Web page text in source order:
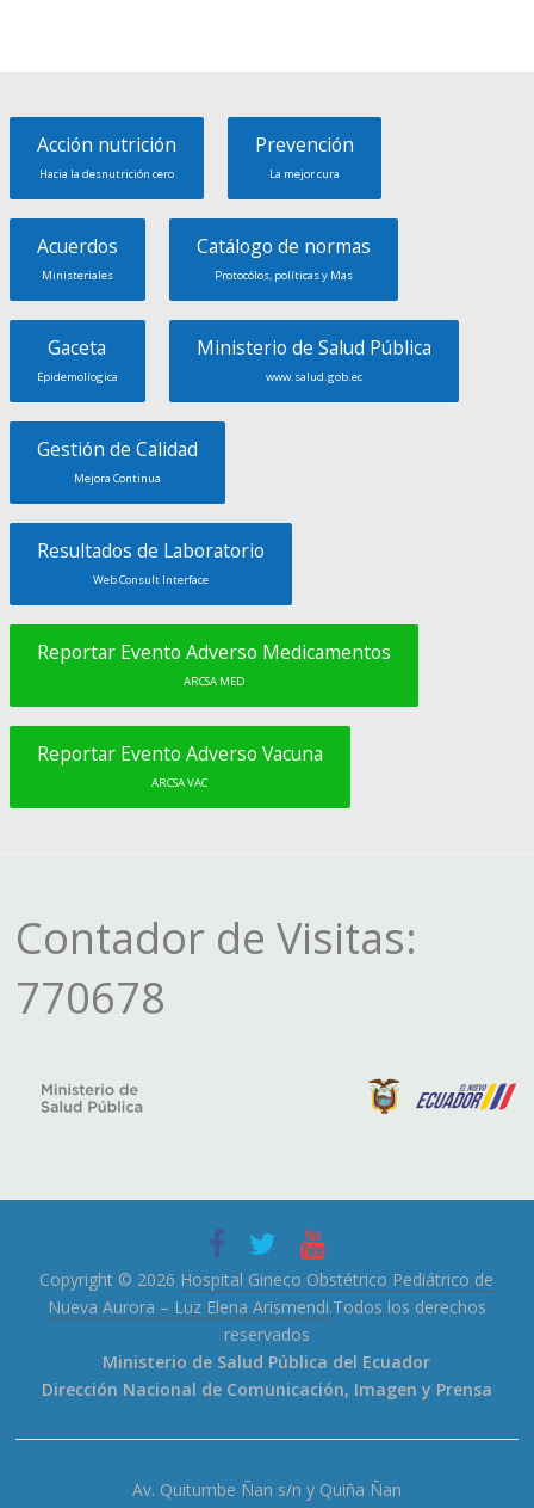
Acción nutrición
Hacia la desnutrición cero
Prevención
La mejor cura
Acuerdos
Ministeriales
Catálogo de normas
Protocólos, políticas y Mas
Gaceta
Epidemolíogica
Ministerio de Salud Pública
www.salud.gob.ec
Gestión de Calidad
Mejora Continua
Resultados de Laboratorio
Web Consult Interface
Reportar Evento Adverso Medicamentos
ARCSA MED
Reportar Evento Adverso Vacuna
ARCSA VAC
Contador de Visitas:
770678
Copyright © 2026 Hospital Gineco Obstétrico Pediátrico de
Nueva Aurora – Luz Elena Arismendi.Todos los derechos
reservados
Ministerio de Salud Pública del Ecuador
Dirección Nacional de Comunicación, Imagen y Prensa
Av. Quitumbe Ñan s/n y Quiña Ñan